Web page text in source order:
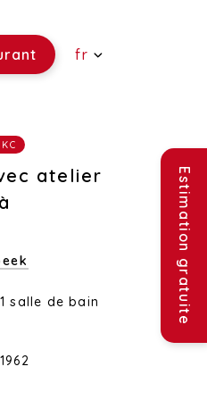
fr
atelier
1 salle de bain
1962
Estimation gratuite